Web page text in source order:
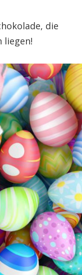
die
liegen!